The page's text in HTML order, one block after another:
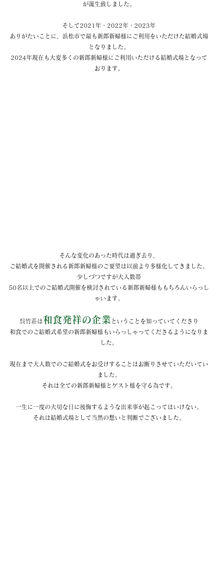
が誕生致しました。
そして2021年・2022年・2023年
ありがたいことに、浜松市で最も新郎新婦様にご利用をいただけた結婚式場
となりました。
2024年現在も大変多くの新郎新婦様にご利用いただける結婚式場となって
おります。
そんな変化のあった時代は過ぎ去り、
ご結婚式を開催される新郎新婦様のご要望は以前より多様化してきました。
少しづつですが大人数帯
50名以上でのご結婚式開催を検討されている新郎新婦様ももちろんいらっし
ゃいます。
呉竹荘は 和食発祥の企業 ということを知っていてくださり
和食でのご結婚式希望の新郎新婦様もいらっしゃってくださるようになりま
した。
現在まで大人数でのご結婚式をお受けすることはお断りさせていただいてい
ました。
それは全ての新郎新婦様とゲスト様を守る為です。
一生に一度の大切な日に後悔するような出来事が起こってはいけない。
それは結婚式場として当然の想いと判断でございました。